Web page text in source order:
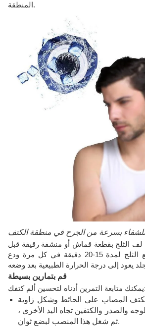
المنطقة.
بسرعة من الجرح في منطقة الكتف
الثلج بقطعة قماش أو منشفة رقيقة قبل
وضعه على الجرح. ضع الثلج لمدة 15-20 دقيقة في كل مرة ودع
يمكنك متابعة التمرين أدناه لتحسين ألم كتفك:
المصاب على الحائط وشكل زاوية
والصدر والكتفين تجاه اليد الأخرى ،
ثم شغل هذا المنصب لبضع ثوان.